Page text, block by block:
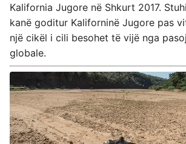
Kalifornia Jugore në Shkurt 2017.
kanë goditur Kaliforninë Jugore pas
një cikël i cili besohet të vijë nga
globale.